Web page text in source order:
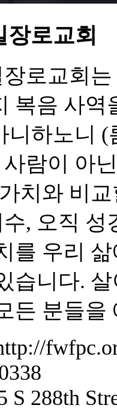
장로교회
로교회
복음 사
니하노니
람이 아
치와 비
, 오직
를 우리
습니다.
든 분들
S 288th